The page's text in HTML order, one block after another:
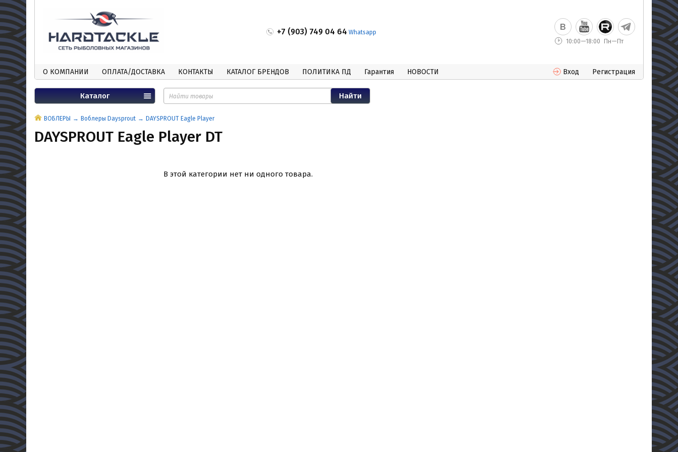
+7 (903) 749 04 64 Whatsapp
10:00—18:00
Пн—Пт
О КОМПАНИИ ОПЛАТА/ДОСТАВКА КОНТАКТЫ КАТАЛОГ БРЕНДОВ ПОЛИТИКА ПД Гарантия НОВОСТИ Вход Регистрация
Каталог
ВОБЛЕРЫ Воблеры Daysprout DAYSPROUT Eagle Player
DAYSPROUT Eagle Player DT
В этой категории нет ни одного товара.